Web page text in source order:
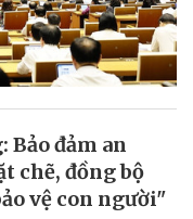
đảm an
chẽ, đồng bộ
vệ con người"